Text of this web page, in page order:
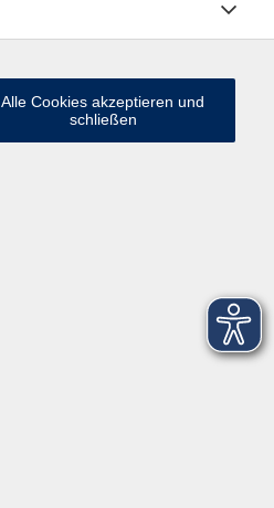
Alle Cookies akzeptieren und
schließen